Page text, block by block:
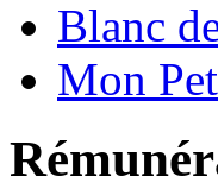
Blanc
Mon